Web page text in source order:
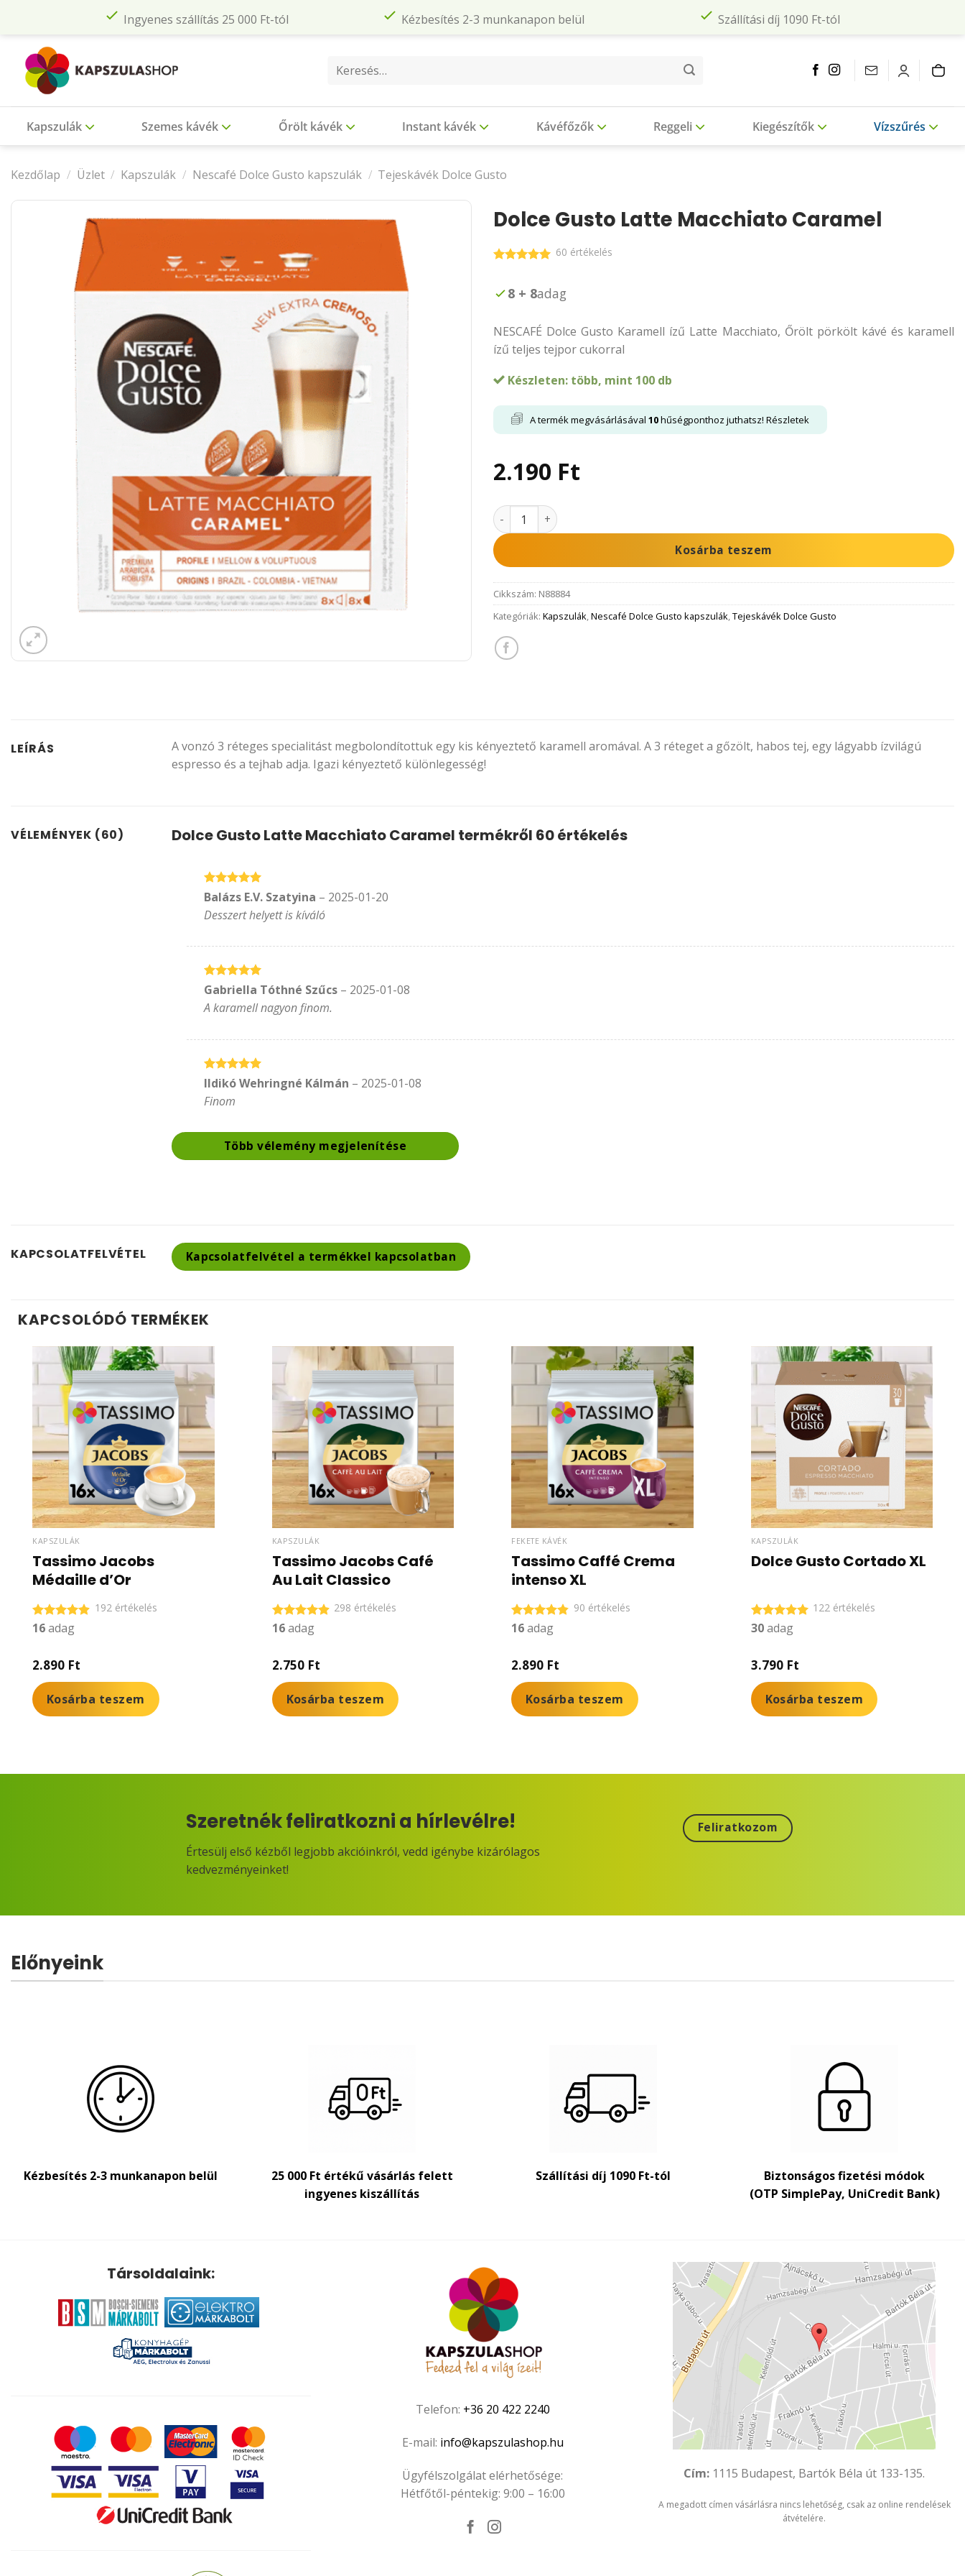
Ingyenes szállítás 25 000 Ft-tól Kézbesítés 2-3 munkanapon belül Szállítási díj 1090 Ft-tól
Kapszulák Szemes kávék Őrölt kávék Instant kávék Kávéfőzők Reggeli Kiegészítők Vízszűrés
Kezdőlap / Üzlet / Kapszulák / Nescafé Dolce Gusto kapszulák / Tejeskávék Dolce Gusto
Dolce Gusto Latte Macchiato Caramel
60 értékelés
8 + 8adag
NESCAFÉ Dolce Gusto Karamell ízű Latte Macchiato, Őrölt pörkölt kávé és karamell
ízű teljes tejpor cukorral
Készleten: több, mint 100 db
A termék megvásárlásával 10hűségponthoz juthatsz! Részletek
2.190 Ft
Dolce Gusto Latte Macchiato Caramel mennyiség
Kosárba teszem
Cikkszám: N88884
Kategóriák: Kapszulák,Nescafé Dolce Gusto kapszulák,Tejeskávék Dolce Gusto
LEÍRÁS
A vonzó 3 réteges specialitást megbolondítottuk egy kis kényeztető karamell aromával. A 3 réteget a gőzölt, habos tej, egy lágyabb ízvilágú
espresso és a tejhab adja. Igazi kényeztető különlegesség!
VÉLEMÉNYEK (60) Dolce Gusto Latte Macchiato Caramel termékről 60 értékelés
Értékelés:5
Balázs E.V. Szatyina – 2025-01-20
Desszert helyett is kíváló
Értékelés:5
Gabriella Tóthné Szűcs – 2025-01-08
A karamell nagyon finom.
Értékelés:5
Ildikó Wehringné Kálmán – 2025-01-08
Finom
Több vélemény megjelenítése
KAPCSOLATFELVÉTEL Kapcsolatfelvétel a termékkel kapcsolatban
KAPCSOLÓDÓ TERMÉKEK
KAPSZULÁK
Tassimo Jacobs
Médaille d’Or
Értékelés:
/ 5
192 értékelés
16adag
2.890 Ft
Kosárba teszem
KAPSZULÁK
Tassimo Jacobs Café
Au Lait Classico
Értékelés:
/ 5
298 értékelés
16adag
2.750 Ft
Kosárba teszem
FEKETE KÁVÉK
Tassimo Caffé Crema
intenso XL
Értékelés:
/ 5
90 értékelés
16adag
2.890 Ft
Kosárba teszem
KAPSZULÁK
Dolce Gusto Cortado XL
Értékelés:
/ 5
122 értékelés
30adag
3.790 Ft
Kosárba teszem
Szeretnék feliratkozni a hírlevélre!
Értesülj első kézből legjobb akcióinkról, vedd igénybe kizárólagos
kedvezményeinket!
Feliratkozom
Előnyeink
Kézbesítés 2-3 munkanapon belül
25 000 Ft értékű vásárlás felett
ingyenes kiszállítás
Szállítási díj 1090 Ft-tól
Biztonságos fizetési módok
(OTP SimplePay, UniCredit Bank)
Társoldalaink:
Telefon: +36 20 422 2240
E-mail: info@kapszulashop.hu
Ügyfélszolgálat elérhetősége:
Hétfőtől-péntekig: 9:00 – 16:00
Cím: 1115 Budapest, Bartók Béla út 133-135.
A megadott címen vásárlásra nincs lehetőség, csak az online rendelések
átvételére.